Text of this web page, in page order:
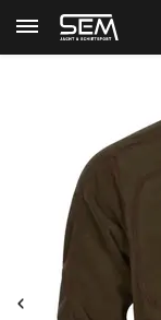
Terug Home